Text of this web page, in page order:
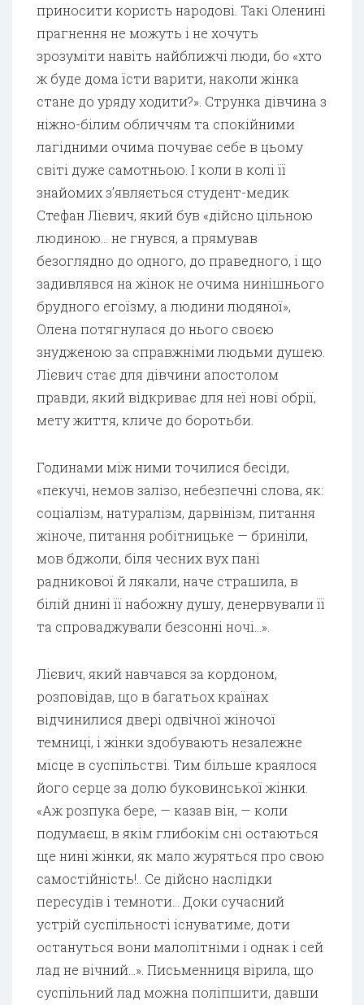
приносити користь народові. Такі Оленині
прагнення не можуть і не хочуть
зрозуміти навіть найближчі люди, бо «хто
ж буде дома їсти варити, наколи жінка
стане до уряду ходити?». Струнка дівчина з
ніжно-білим обличчям та спокійними
лагідними очима почуває себе в цьому
світі дуже самотньою. І коли в колі її
знайомих з’являється студент-медик
Стефан Лієвич, який був «дійсно цільною
людиною… не гнувся, а прямував
безоглядно до одного, до праведного, і що
задивлявся на жінок не очима нинішнього
брудного егоїзму, а людини людяної»,
Олена потягнулася до нього своєю
знудженою за справжніми людьми душею.
Лієвич стає для дівчини апостолом
правди, який відкриває для неї нові обрії,
мету життя, кличе до боротьби.
Годинами між ними точилися бесіди,
«пекучі, немов залізо, небезпечні слова, як:
соціалізм, натуралізм, дарвінізм, питання
жіноче, питання робітницьке — бриніли,
мов бджоли, біля чесних вух пані
радникової й лякали, наче страшила, в
білій днині її набожну душу, денервували її
та спроваджували безсонні ночі…».
Лієвич, який навчався за кордоном,
розповідав, що в багатьох країнах
відчинилися двері одвічної жіночої
темниці, і жінки здобувають незалежне
місце в суспільстві. Тим більше краялося
його серце за долю буковинської жінки.
«Аж розпука бере, — казав він, — коли
подумаєш, в якім глибокім сні остаються
ще нині жінки, як мало журяться про свою
самостійність!.. Се дійсно наслідки
пересудів і темноти… Доки сучасний
устрій суспільності існуватиме, доти
остануться вони малолітніми і однак і сей
лад не вічний…». Письменниця вірила, що
суспільний лад можна поліпшити, давши